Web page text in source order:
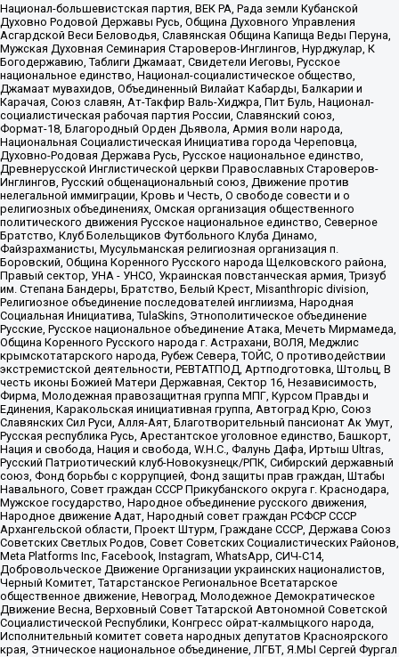
Национал-большевистская партия, ВЕК РА, Рада земли Кубанской
Духовно Родовой Державы Русь, Община Духовного Управления
Асгардской Веси Беловодья, Славянская Община Капища Веды Перуна,
Мужская Духовная Семинария Староверов-Инглингов, Нурджулар, К
Богодержавию, Таблиги Джамаат, Свидетели Иеговы, Русское
национальное единство, Национал-социалистическое общество,
Джамаат мувахидов, Объединенный Вилайат Кабарды, Балкарии и
Карачая, Союз славян, Ат-Такфир Валь-Хиджра, Пит Буль, Национал-
социалистическая рабочая партия России, Славянский союз,
Формат-18, Благородный Орден Дьявола, Армия воли народа,
Национальная Социалистическая Инициатива города Череповца,
Духовно-Родовая Держава Русь, Русское национальное единство,
Древнерусской Инглистической церкви Православных Староверов-
Инглингов, Русский общенациональный союз, Движение против
нелегальной иммиграции, Кровь и Честь, О свободе совести и о
религиозных объединениях, Омская организация общественного
политического движения Русское национальное единство, Северное
Братство, Клуб Болельщиков Футбольного Клуба Динамо,
Файзрахманисты, Мусульманская религиозная организация п.
Боровский, Община Коренного Русского народа Щелковского района,
Правый сектор, УНА - УНСО, Украинская повстанческая армия, Тризуб
им. Степана Бандеры, Братство, Белый Крест, Misanthropic division,
Религиозное объединение последователей инглиизма, Народная
Социальная Инициатива, TulaSkins, Этнополитическое объединение
Русские, Русское национальное объединение Атака, Мечеть Мирмамеда,
Община Коренного Русского народа г. Астрахани, ВОЛЯ, Меджлис
крымскотатарского народа, Рубеж Севера, ТОЙС, О противодействии
экстремистской деятельности, РЕВТАТПОД, Артподготовка, Штольц, В
честь иконы Божией Матери Державная, Сектор 16, Независимость,
Фирма, Молодежная правозащитная группа МПГ, Курсом Правды и
Единения, Каракольская инициативная группа, Автоград Крю, Союз
Славянских Сил Руси, Алля-Аят, Благотворительный пансионат Ак Умут,
Русская республика Русь, Арестантское уголовное единство, Башкорт,
Нация и свобода, Нация и свобода, W.H.С., Фалунь Дафа, Иртыш Ultras,
Русский Патриотический клуб-Новокузнецк/РПК, Сибирский державный
союз, Фонд борьбы с коррупцией, Фонд защиты прав граждан, Штабы
Навального, Совет граждан СССР Прикубанского округа г. Краснодара,
Мужское государство, Народное объединение русского движения,
Народное движение Адат, Народный совет граждан РСФСР СССР
Архангельской области, Проект Штурм, Граждане СССР, Держава Союз
Советских Светлых Родов, Совет Советских Социалистических Районов,
Meta Platforms Inc, Facebook, Instagram, WhatsApp, СИЧ-С14,
Добровольческое Движение Организации украинских националистов,
Черный Комитет, Татарстанское Региональное Всетатарское
общественное движение, Невоград, Молодежное Демократическое
Движение Весна, Верховный Совет Татарской Автономной Советской
Социалистической Республики, Конгресс ойрат-калмыцкого народа,
Исполнительный комитет совета народных депутатов Красноярского
края, Этническое национальное объединение, ЛГБТ, Я.МЫ Сергей Фургал